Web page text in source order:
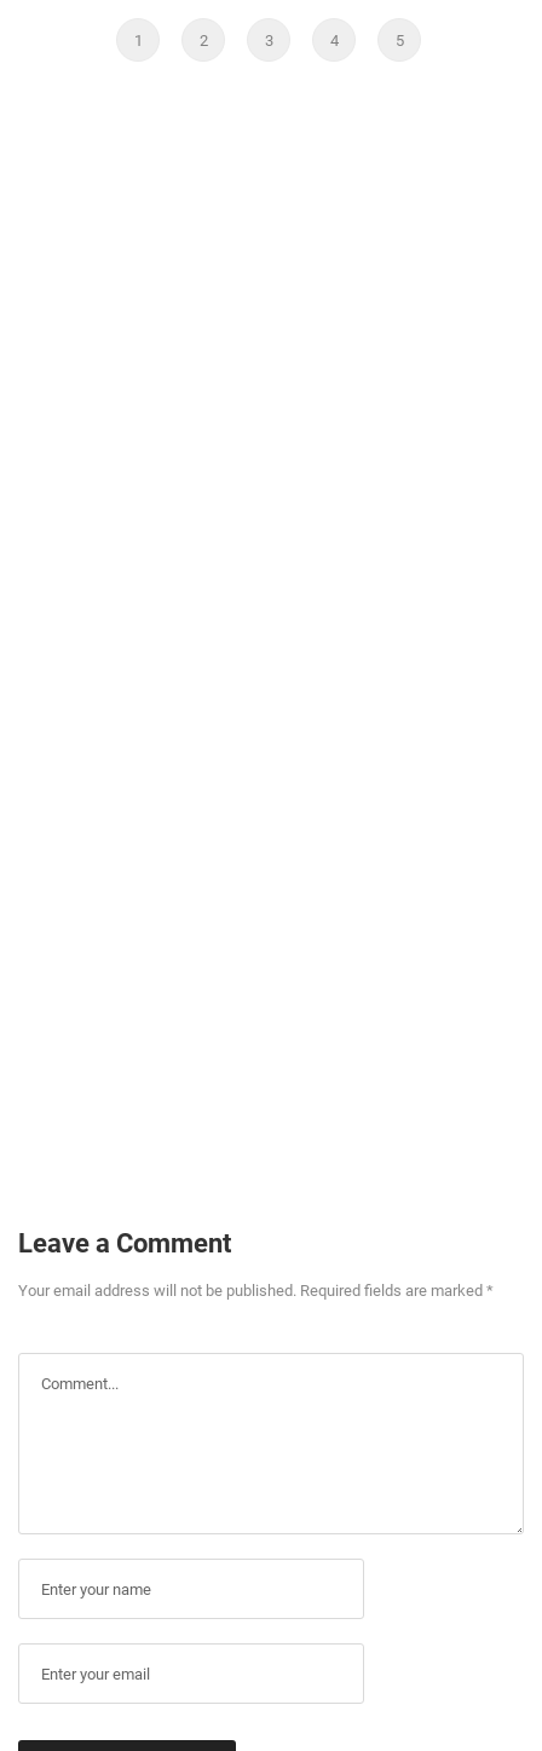
Leave a Comment
Your email address will not be published. Required fields are marked *